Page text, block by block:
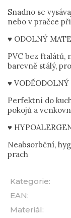
Snadno se
nebo v pračce
♥ ODOLNÝ
PVC bez ftalátů,
barevně stálý,
♥ VODĚODOLNÝ
Perfektní do
pokojů a
♥
Neabsorbční,
prach
Kategorie:
EAN:
Materiál: